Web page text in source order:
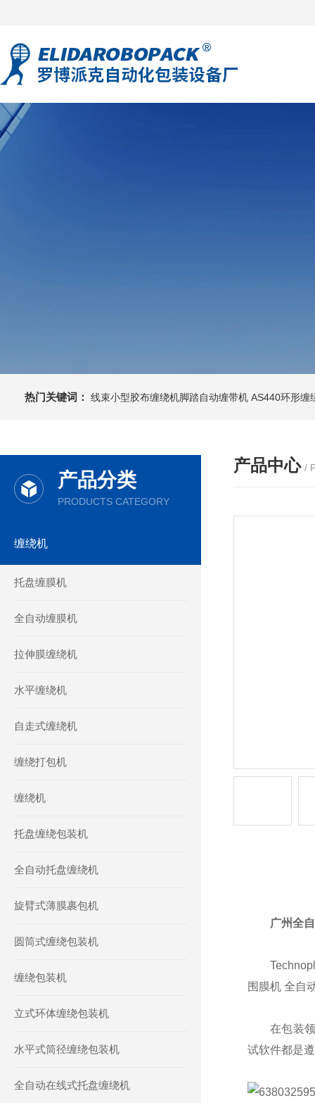
热门关键词： 线束小型胶布缠绕机脚踏自动缠带机 AS440环形缠
产品分类
PRODUCTS CATEGORY
缠绕机
托盘缠膜机
全自动缠膜机
拉伸膜缠绕机
水平缠绕机
自走式缠绕机
缠绕打包机
缠绕机
托盘缠绕包装机
全自动托盘缠绕机
旋臂式薄膜裹包机
圆筒式缠绕包装机
缠绕包装机
立式环体缠绕包装机
水平式筒径缠绕包装机
全自动在线式托盘缠绕机
产品中心 /
广州全
Technoplat
围膜机 全自
在包装领域
试软件都是